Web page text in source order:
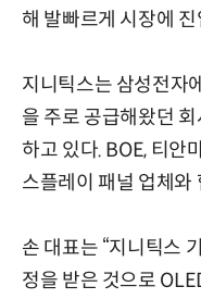
해 발빠르게 시장에
지니틱스는 삼성전자
을 주로 공급해왔던
하고 있다. BOE, 티안
스플레이 패널 업체와
손 대표는 “지니틱스
정을 받은 것으로